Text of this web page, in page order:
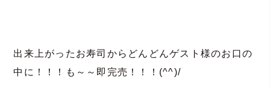
出来上がったお寿司からどんどんゲスト様のお口の
中に！！！も～～即完売！！！(^^)/